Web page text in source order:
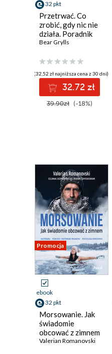
32 pkt
Przetrwać. Co
zrobić, gdy nic nie
działa. Poradnik
survivalowy
Bear Grylls
(32,52 zł najniższa cena z 30 dni)
32.72 zł
39.90zł (-18%)
Promocja
ebook
32 pkt
Morsowanie. Jak
świadomie
obcować z zimnem
Valerian Romanovski